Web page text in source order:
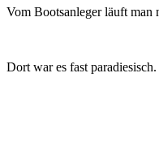
Vom Bootsanleger läuft man
Dort war es fast